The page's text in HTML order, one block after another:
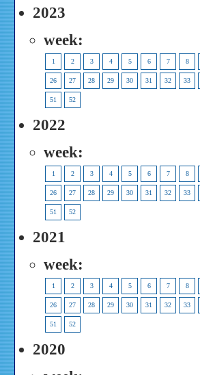
2023
week:
1 2 3 4 5 6 7 8
26 27 28 29 30 31 32 33
51 52
2022
week:
1 2 3 4 5 6 7 8
26 27 28 29 30 31 32 33
51 52
2021
week:
1 2 3 4 5 6 7 8
26 27 28 29 30 31 32 33
51 52
2020